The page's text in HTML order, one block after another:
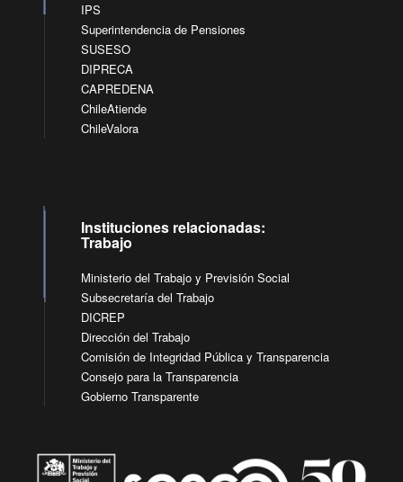
IPS
Superintendencia de Pensiones
SUSESO
DIPRECA
CAPREDENA
ChileAtiende
ChileValora
Instituciones relacionadas:
Trabajo
Ministerio del Trabajo y Previsión Social
Subsecretaría del Trabajo
DICREP
Dirección del Trabajo
Comisión de Integridad Pública y Transparencia
Consejo para la Transparencia
Gobierno Transparente